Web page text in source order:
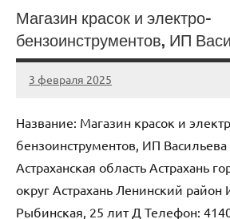
Магазин красок и электро-
бензоинструментов, ИП
3 февраля 2025
Anisa
Нет
Название: Магазин красок и
бензоинструментов, ИП Васильева
Астраханская область Астрахань
округ Астрахань Ленинский район
Рыбинская, 25 лит Д Телефон: